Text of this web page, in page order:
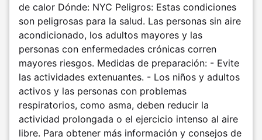
de calor Dónde: NYC Peligros: Estas condiciones
son peligrosas para la salud. Las personas sin aire
acondicionado, los adultos mayores y las
personas con enfermedades crónicas corren
mayores riesgos. Medidas de preparación: - Evite
las actividades extenuantes. - Los niños y adultos
activos y las personas con problemas
respiratorios, como asma, deben reducir la
actividad prolongada o el ejercicio intenso al aire
libre. Para obtener más información y consejos de